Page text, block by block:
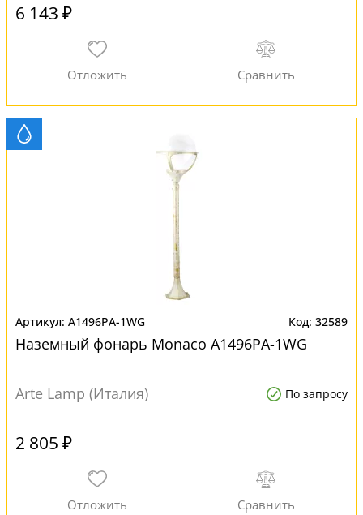
6 143 ₽
A1496PA-1WG 32589
Наземный фонарь Monaco A1496PA-1WG
Arte Lamp (Италия) По запросу
2 805 ₽